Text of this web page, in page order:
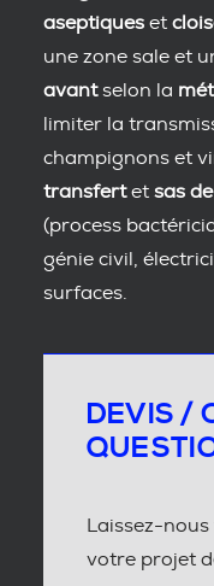
aseptiques et
une zone sale et
avantselon la
limiter la
champignons et
transfertet sas
(process
génie civil,
surfaces.
DEVIS /
Laissez-
votre projet